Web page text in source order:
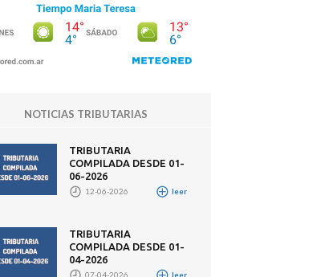
NOTICIAS TRIBUTARIAS
TRIBUTARIA
COMPILADA DESDE 01-
06-2026
12-06-2026 leer
TRIBUTARIA
COMPILADA DESDE 01-
04-2026
07-04-2026 leer